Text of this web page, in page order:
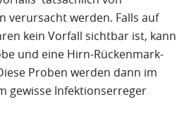
verursacht werden. Falls auf
kein Vorfall sichtbar ist, kann
und eine Hirn-Rückenmark-
Proben werden dann im
gewisse Infektionserreger